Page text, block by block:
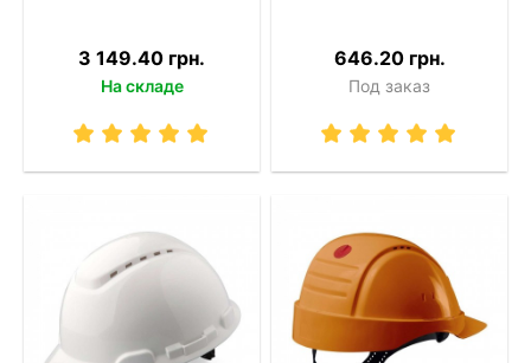
3 149.40 грн.
На складе
646.20 грн.
Под заказ